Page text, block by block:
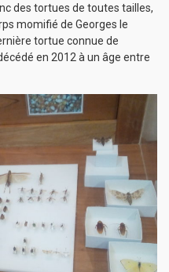
des tortues de toutes tailles,
momifié de Georges le
tortue connue de
en 2012 à un âge entre